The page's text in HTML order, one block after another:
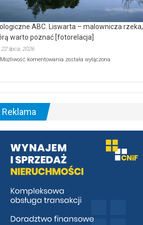
ABC. Liswarta – malownicza rzeka,
warto poznać [fotorelacja]
22 lipca, 2026
Możliwość komentowania Ekologiczne
–
malownicza
[fotorelacja]
została wyłączona
Reklama